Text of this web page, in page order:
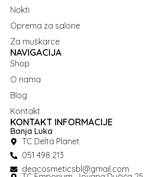
Nokti
Oprema za salone
Za muškarce
NAVIGACIJA
Shop
O nama
Blog
Kontakt
KONTAKT INFORMACIJE
Banja Luka
TC Delta Planet
051 498 213
deacosmeticsbl@gmail.com